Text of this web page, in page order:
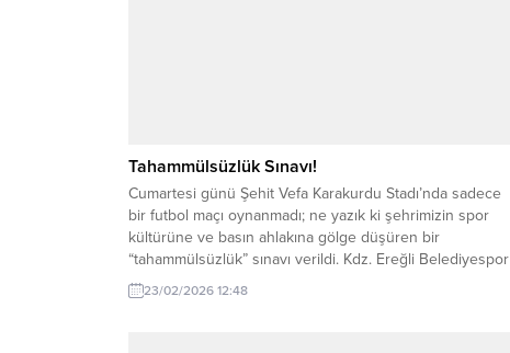
Tahammülsüzlük Sınavı!
Cumartesi günü Şehit Vefa Karakurdu Stadı’nda sadece
bir futbol maçı oynanmadı; ne yazık ki şehrimizin spor
kültürüne ve basın ahlakına gölge düşüren bir
“tahammülsüzlük” sınavı verildi. Kdz. Ereğli Belediyespor
ile 52 Orduspor arasındaki mücadelenin 82. dakikasında
yaşananlar, skor tabelasındaki rakamlardan çok daha
23/02/2026 12:48